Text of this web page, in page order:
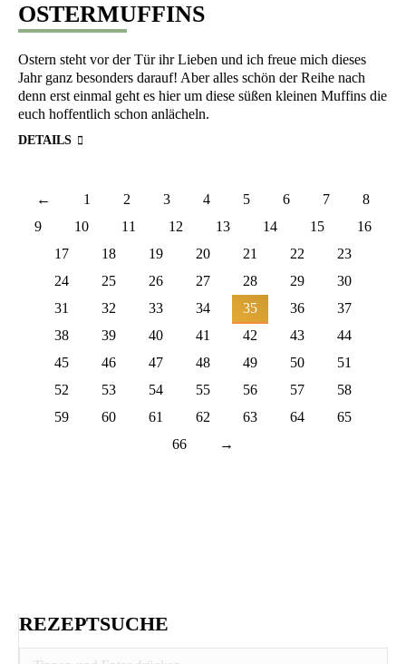
OSTERMUFFINS
Ostern steht vor der Tür ihr Lie­ben und ich freue mich die­ses
Jahr ganz beson­ders dar­auf! Aber alles schön der Rei­he nach
denn erst ein­mal geht es hier um die­se süßen klei­nen Muf­fins die
euch hof­fent­lich schon anlächeln.
DETAILS
← 1 2 3 4 5 6 7
8
9
10 11 12 13 14 15
16
17
18 19 20 21 22
23
24
25 26 27 28 29
30
31
32 33 34 35 36
37
38
39 40 41 42 43
44
45
46 47 48 49 50
51
52
53 54 55 56 57
58
59
60 61 62 63 64
65
66
→
REZEPTSUCHE